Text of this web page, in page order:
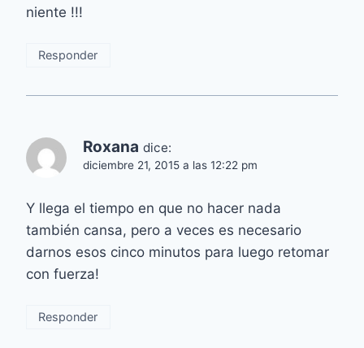
niente !!!
Responder
Roxana dice:
diciembre 21, 2015 a las 12:22 pm
Y llega el tiempo en que no hacer nada
también cansa, pero a veces es necesario
darnos esos cinco minutos para luego retomar
con fuerza!
Responder